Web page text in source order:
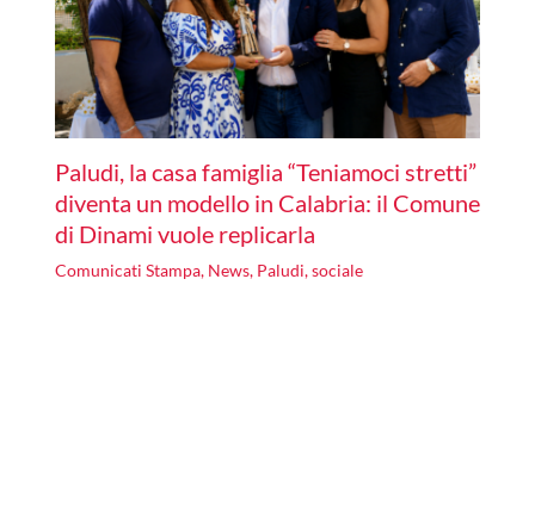
Paludi, la casa famiglia “Teniamoci stretti”
diventa un modello in Calabria: il Comune
di Dinami vuole replicarla
Comunicati Stampa, News, Paludi,sociale